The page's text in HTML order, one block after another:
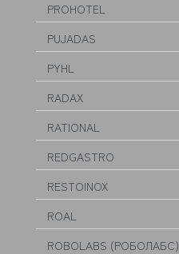
PROHOTEL
PUJADAS
PYHL
RADAX
RATIONAL
REDGASTRO
RESTOINOX
ROAL
ROBOLABS (РОБОЛАБС)